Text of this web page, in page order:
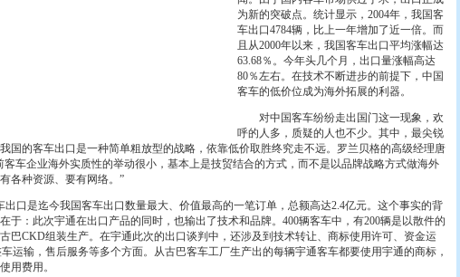
为新的突破点。统计显示，2004年，我国客
车出口4784辆，比上一年增加了近一倍。而
且从2000年以来，我国客车出口平均涨幅达
63.68％。今年头几个月，出口量涨幅高达
80％左右。在技术不断进步的前提下，中国
客车的低价位成为海外拓展的利器。
对中国客车纷纷走出国门这一现象，欢
呼的人多，质疑的人也不少。其中，最尖锐
国的客车出口是一种简单粗放型的战略，依靠低价取胜终究走不远。罗兰贝格的高级经理唐
客车企业海外实质性的举动很小，基本上是技贸结合的方式，而不是以品牌战略方式做海外
各种资源、要有网络。”
口是迄今我国客车出口数量最大、价值最高的一笔订单，总额高达2.4亿元。这个事实的背
于：此次宇通在出口产品的同时，也输出了技术和品牌。400辆客车中，有200辆是以散件的
巴CKD组装生产。在宇通此次的出口谈判中，还涉及到技术转让、商标使用许可、资金运
运输，售后服务等多个方面。从古巴客车工厂生产出的每辆宇通客车都要使用宇通的商标，
用费用。